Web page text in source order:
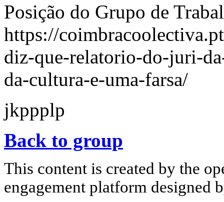
Posição do Grupo de
https://
diz-que-relatorio-do-juri-
da-cultura-e-uma-farsa/
jkppplp
Back to group
This content is created by the
engagement platform designed